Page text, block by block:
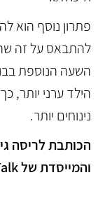
פתרון נוסף הוא
להתבאס על זה
השעה הנוספת
הילד ערני יותר,
נינוחים יותר.
הכותבת לריסה
והמייסדת של SmallTalk לדבר עם תינוקות וילדים